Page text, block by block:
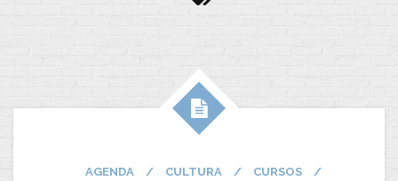
AGENDA / CULTURA / CURSOS
/